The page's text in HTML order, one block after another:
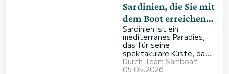
Sardinien, die Sie mit
dem Boot erreichen
können
Sardinien ist ein
mediterranes Paradies,
das für seine
spektakuläre Küste, das
leuchtende Wasser und
die markanten
Durch Team Samboat
05.05.2026